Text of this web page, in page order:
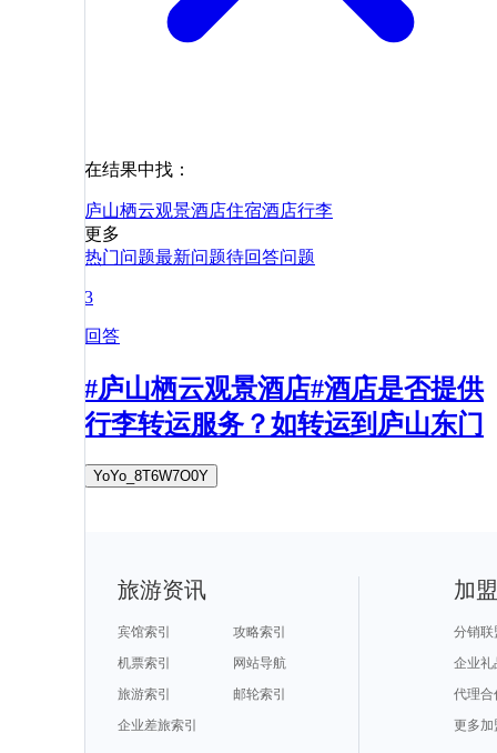
在结果中找：
庐山栖云观景酒店住宿酒店行李
更多
热门问题最新问题待回答问题
3
回答
#庐山栖云观景酒店#酒店是否提供
行李转运服务？如转运到庐山东门
YoYo_8T6W7O0Y
旅游资讯
宾馆索引
攻略索引
机票索引
网站导航
旅游索引
邮轮索引
企业差旅索引
加
分销联
企业礼
代理合
更多加